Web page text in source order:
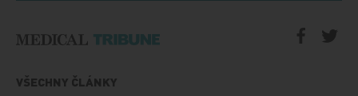
VŠECHNY ČLÁNKY